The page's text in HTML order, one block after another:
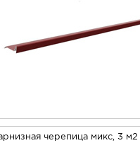
черепица микс, 3 м2